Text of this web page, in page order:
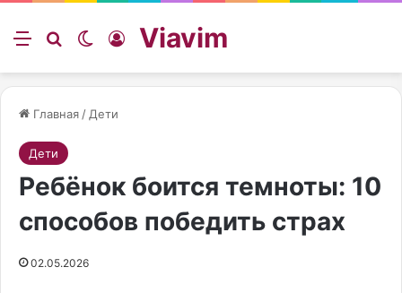
Меню ИскатьSwitch skin
Войти
Viavim
Главная / Дети
Дети
Ребёнок боится темноты: 10
способов победить страх
02.05.2026